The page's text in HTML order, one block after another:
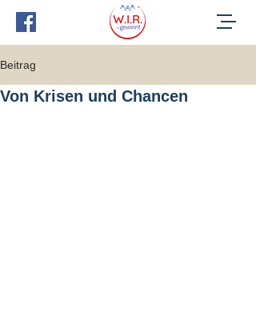
Beitrag
Von Krisen und Chancen